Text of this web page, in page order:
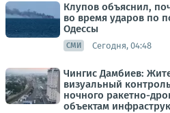
Клупов объяснил,
во время ударов по
Одессы
СМИ Сегодня, 04:48
Чингис Дамбиев:
визуальный
ночного ракетно-
объектам